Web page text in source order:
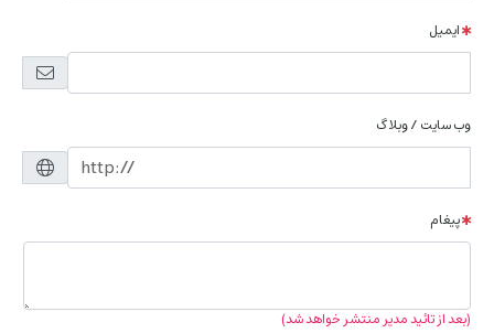
ایمیل
وب سایت / وبلاگ
پیغام
(بعد از تائید مدیر منتشر خواهد شد)